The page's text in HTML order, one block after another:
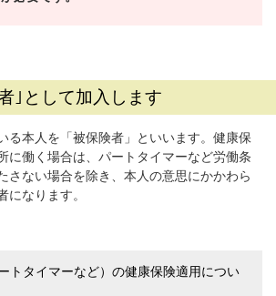
｣として加入します
る本人を「被保険者」といいます。健康保
に働く場合は、パートタイマーなど労働条
さない場合を除き、本人の意思にかかわら
になります。
トタイマーなど）の健康保険適用につい